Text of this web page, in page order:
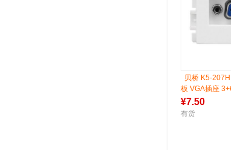
贝桥 K5-
板 VGA插座
¥7.50
有货